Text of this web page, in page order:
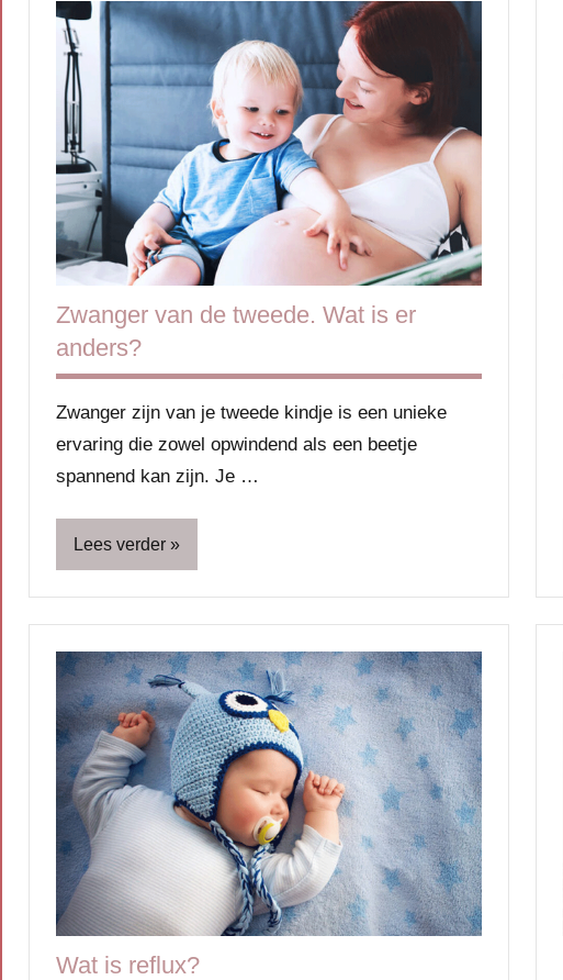
Zwanger van de tweede. Wat is er
anders?
Zwanger zijn van je tweede kindje is een unieke
ervaring die zowel opwindend als een beetje
spannend kan zijn. Je …
Lees verder
Handige
info
Zwangerschap
Wat is reflux?